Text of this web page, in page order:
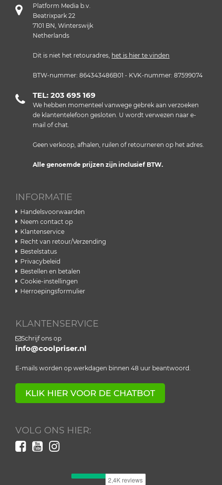
Platform Media b.v.
Beatrixpark 22
7101 BN, Winterswijk
Netherlands
Dit is niet het retouradres, het is hier te vinden
BTW-nummer: 864343486B01 - KVK-nummer: 87599074
TEL: 203 695 169
We hebben momenteel vanwege gebrek aan verzoeken
de klantentelefoon gesloten. U wordt verwezen naar e-
mail of chat.
Geen verkoop, afhalen, ruilen of retourneren op het adres.
Alle genoemde prijzen zijn inclusief BTW.
INFORMATIE
Handelsvoorwaarden
Neem contact op
Klantenservice
Recht van retour/Verzending
Bestelstatus
Privacybeleid
Bestellen en betalen
Cookie-instellingen
Herroepingsformulier
KLANTENSERVICE
Schrijf ons op
info@coolpriser.nl
E-mails worden op werkdagen binnen 48 uur beantwoord.
KLIK HIER VOOR DE CHATBOT
VOLG ONS HIER: